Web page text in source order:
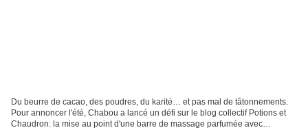
Du beurre de cacao, des poudres, du karité… et pas mal de tâtonnements.
Pour annoncer l'été, Chabou a lancé un défi sur le blog collectif Potions et
Chaudron: la mise au point d'une barre de massage parfumée avec